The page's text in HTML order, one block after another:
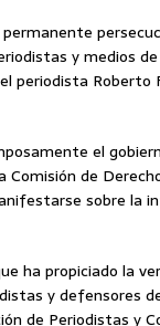
y medios
periodista
el
de
sobre la
ha propiciado la
y defensores
de Periodistas y